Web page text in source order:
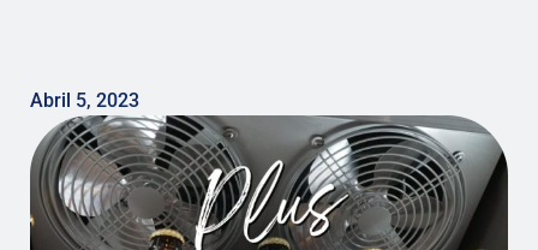
Abril 5, 2023